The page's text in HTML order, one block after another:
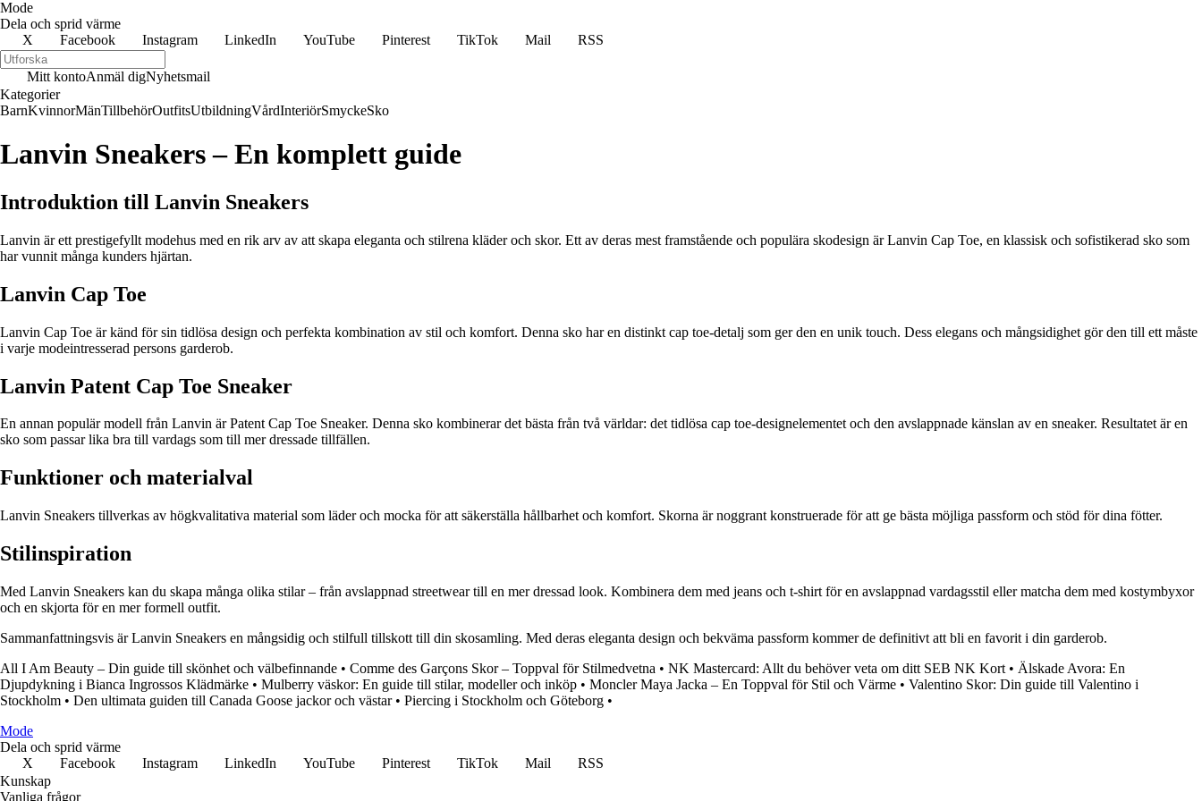
Mode
Dela och sprid värme
X
Facebook Instagram LinkedIn YouTube Pinterest TikTok Mail RSS
Mitt kontoAnmäl digNyhetsmail
Kategorier
BarnKvinnorMänTillbehörOutfitsUtbildningVårdInteriörSmyckeSko
Lanvin Sneakers – En komplett guide
Introduktion till Lanvin Sneakers
Lanvin är ett prestigefyllt modehus med en rik arv av att skapa eleganta och stilrena kläder och skor. Ett av deras mest framstående och populära skodesign är Lanvin Cap Toe, en klassisk och sofistikerad sko som
har vunnit många kunders hjärtan.
Lanvin Cap Toe
Lanvin Cap Toe är känd för sin tidlösa design och perfekta kombination av stil och komfort. Denna sko har en distinkt cap toe-detalj som ger den en unik touch. Dess elegans och mångsidighet gör den till ett måste
i varje modeintresserad persons garderob.
Lanvin Patent Cap Toe Sneaker
En annan populär modell från Lanvin är Patent Cap Toe Sneaker. Denna sko kombinerar det bästa från två världar: det tidlösa cap toe-designelementet och den avslappnade känslan av en sneaker. Resultatet är en
sko som passar lika bra till vardags som till mer dressade tillfällen.
Funktioner och materialval
Lanvin Sneakers tillverkas av högkvalitativa material som läder och mocka för att säkerställa hållbarhet och komfort. Skorna är noggrant konstruerade för att ge bästa möjliga passform och stöd för dina fötter.
Stilinspiration
Med Lanvin Sneakers kan du skapa många olika stilar – från avslappnad streetwear till en mer dressad look. Kombinera dem med jeans och t-shirt för en avslappnad vardagsstil eller matcha dem med kostymbyxor
och en skjorta för en mer formell outfit.
Sammanfattningsvis är Lanvin Sneakers en mångsidig och stilfull tillskott till din skosamling. Med deras eleganta design och bekväma passform kommer de definitivt att bli en favorit i din garderob.
All I Am Beauty – Din guide till skönhet och välbefinnande • Comme des Garçons Skor – Toppval för Stilmedvetna • NK Mastercard: Allt du behöver veta om ditt SEB NK Kort • Älskade Avora: En
Djupdykning i Bianca Ingrossos Klädmärke • Mulberry väskor: En guide till stilar, modeller och inköp • Moncler Maya Jacka – En Toppval för Stil och Värme • Valentino Skor: Din guide till Valentino i
Stockholm • Den ultimata guiden till Canada Goose jackor och västar• Piercing i Stockholm och Göteborg •
Mode
Dela och sprid värme
X
Facebook Instagram LinkedIn YouTube Pinterest TikTok Mail
RSS
Kunskap
Vanliga frågor